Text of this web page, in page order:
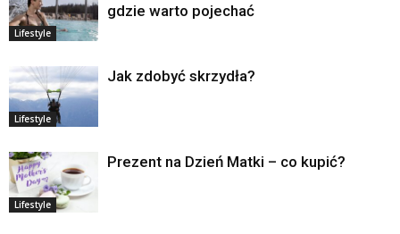
Lifestyle
gdzie warto pojechać
Lifestyle
Jak zdobyć skrzydła?
Lifestyle
Prezent na Dzień Matki – co kupić?